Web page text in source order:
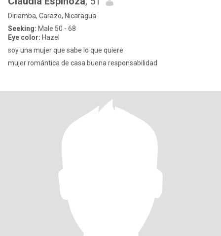
Diriamba, Carazo, Nicaragua
Seeking: Male 50 - 68
Eye color: Hazel
soy una mujer que sabe lo que quiere
mujer romántica de casa buena responsabilidad